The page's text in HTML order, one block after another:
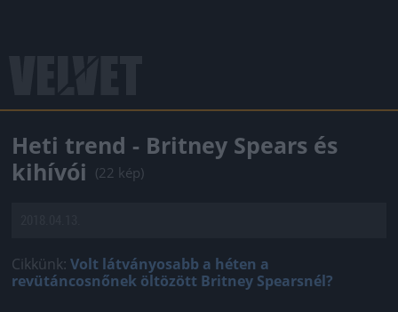
Heti trend - Britney Spears és
kihívói (22 kép)
Cikkünk: Volt látványosabb a héten a
revütáncosnőnek öltözött Britney Spearsnél?